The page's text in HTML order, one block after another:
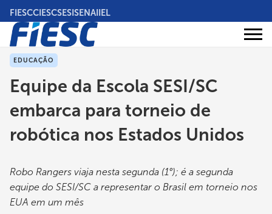
Pular
para
conteúdo
principal
FIESCCIESCSESISENAIIEL
Áreas
EDUCAÇÃO
Equipe da Escola SESI/SC
embarca para torneio de
robótica nos Estados Unidos
Robo Rangers viaja nesta segunda (1°); é a segunda
equipe do SESI/SC a representar o Brasil em torneio nos
EUA em um mês